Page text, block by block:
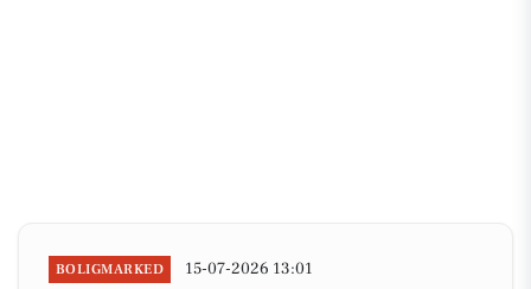
BOLIGMARKED 15-07-2026 13:01